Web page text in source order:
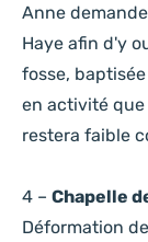
Anne
Haye afin d'y
fosse,
en activité que
restera faible
4 – Chapelle
Déformation